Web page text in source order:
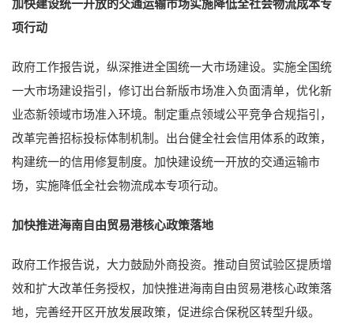
加快建设统一开放的交通运输市场实施降低全社会物流成本专
项行动
政府工作报告说，纵深推进全国统一大市场建设。实施全国统
一大市场建设指引，修订出台新版市场准入负面清单，优化新
业态新领域市场准入环境。制定重点领域公平竞争合规指引，
改革完善招标投标体制机制。出台健全社会信用体系的政策，
构建统一的信用修复制度。加快建设统一开放的交通运输市
场，实施降低全社会物流成本专项行动。
加快推进海南自由贸易港核心政策落地
政府工作报告说，大力鼓励外商投资。推动自贸试验区提质增
效和扩大改革任务授权，加快推进海南自由贸易港核心政策落
地，完善经开区开放发展政策，促进综合保税区转型升级。